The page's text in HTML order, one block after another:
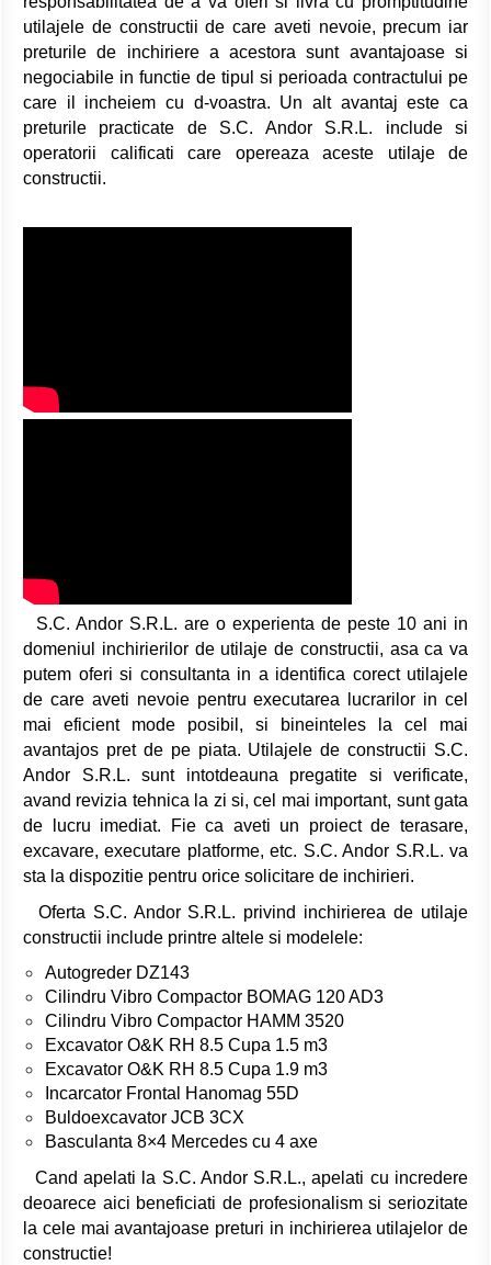
utilajele de constructii de care aveti nevoie, precum iar
preturile de inchiriere a acestora sunt avantajoase si
negociabile in functie de tipul si perioada contractului pe
care il incheiem cu d-voastra. Un alt avantaj este ca
preturile practicate de S.C. Andor S.R.L. include si
operatorii calificati care opereaza aceste utilaje de
constructii.
S.C. Andor S.R.L. are o experienta de peste 10 ani in
domeniul inchirierilor de utilaje de constructii, asa ca va
putem oferi si consultanta in a identifica corect utilajele
de care aveti nevoie pentru executarea lucrarilor in cel
mai eficient mode posibil, si bineinteles la cel mai
avantajos pret de pe piata. Utilajele de constructii S.C.
Andor S.R.L. sunt intotdeauna pregatite si verificate,
avand revizia tehnica la zi si, cel mai important, sunt gata
de lucru imediat. Fie ca aveti un proiect de terasare,
excavare, executare platforme, etc. S.C. Andor S.R.L. va
sta la dispozitie pentru orice solicitare de inchirieri.
Oferta S.C. Andor S.R.L. privind inchirierea de utilaje
constructii include printre altele si modelele:
Autogreder DZ143
Cilindru Vibro Compactor BOMAG 120 AD3
Cilindru Vibro Compactor HAMM 3520
Excavator O&K RH 8.5 Cupa 1.5 m3
Excavator O&K RH 8.5 Cupa 1.9 m3
Incarcator Frontal Hanomag 55D
Buldoexcavator JCB 3CX
Basculanta 8×4 Mercedes cu 4 axe
Cand apelati la S.C. Andor S.R.L., apelati cu incredere
deoarece aici beneficiati de profesionalism si seriozitate
la cele mai avantajoase preturi in inchirierea utilajelor de
constructie!